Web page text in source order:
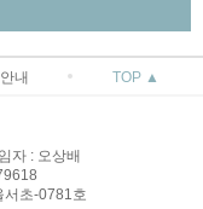
내 TOP ▲
자 : 오상배
서초-0781호